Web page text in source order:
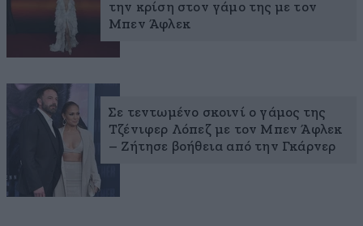
την κρίση στον γάμο της με τον
Μπεν Άφλεκ
Σε τεντωμένο σκοινί ο γάμος της
Τζένιφερ Λόπεζ με τον Μπεν Άφλεκ
– Ζήτησε βοήθεια από την Γκάρνερ